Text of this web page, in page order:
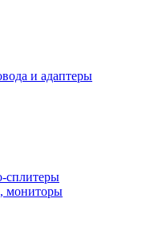
и адаптеры
сплитеры
мониторы